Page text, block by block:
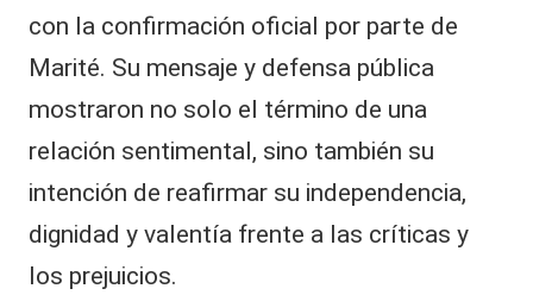
con la confirmación oficial por parte de
Marité. Su mensaje y defensa pública
mostraron no solo el término de una
relación sentimental, sino también su
intención de reafirmar su independencia,
dignidad y valentía frente a las críticas y
los prejuicios.